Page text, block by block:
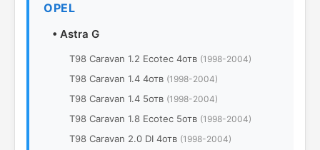
OPEL
• Astra G
T98 Caravan 1.2 Ecotec 4отв (1998-2004)
T98 Caravan 1.4 4отв (1998-2004)
T98 Caravan 1.4 5отв (1998-2004)
T98 Caravan 1.8 Ecotec 5отв (1998-2004)
T98 Caravan 2.0 DI 4отв (1998-2004)